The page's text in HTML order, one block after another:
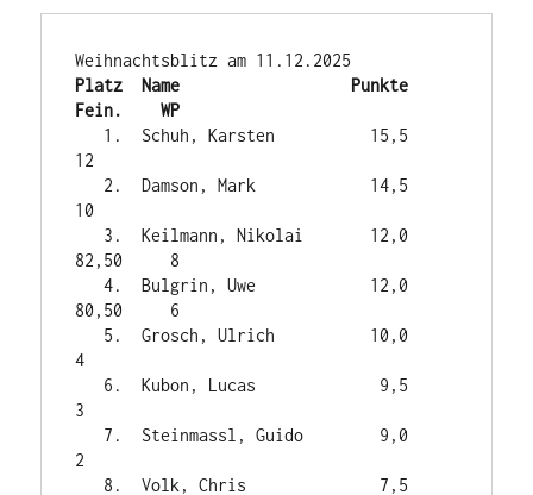
Platz  Name                  Punkte
Fein.    WP
12
10
82,50     8
   4.  Bulgrin, Uwe            12,0
80,50     6
4
3
2